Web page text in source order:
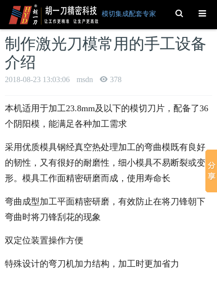
模切集成配套专家 Toggle
Search
制作激光刀模常用的手工设备
介绍
2018-08-23 13:03:06 msdn 378
本机适用于加工23.8mm及以下的模切刀片，配备了36
个阴阳模，能满足各种加工需求
采用优质模具钢经真空热处理加工的弯曲模既有良好
的韧性，又有很好的耐磨性，细小模具不易断裂或变
形。模具工作面精密研磨而成，使用寿命长
弯曲成型加工平面精密研磨，有效防止在将刀锋朝下
弯曲时将刀锋刮花的现象
双定位装置操作方便
特殊设计的弯刀机加力结构，加工时更加省力